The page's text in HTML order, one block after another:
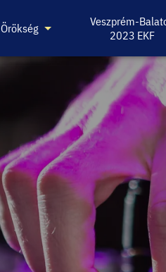
Örökség
Veszprém-
2023 EKF